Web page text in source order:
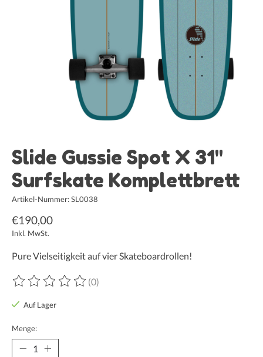
Slide Gussie Spot X 31"
Surfskate Komplettbrett
Artikel-Nummer: SL0038
€190,00
Inkl. MwSt.
Pure Vielseitigkeit auf vier Skateboardrollen!
Die Bewertung dieses Produkts ist
(0)
Auf Lager
Menge: